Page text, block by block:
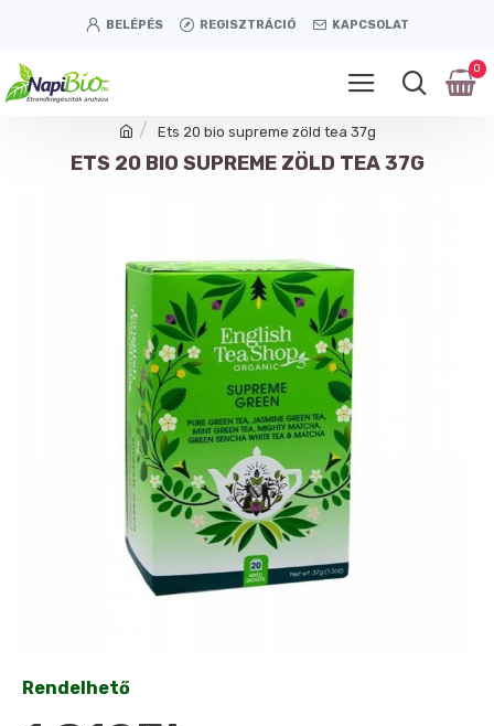
BELÉPÉS REGISZTRÁCIÓ KAPCSOLAT
0
Ets 20 bio supreme zöld tea 37g
ETS 20 BIO SUPREME ZÖLD TEA 37G
Rendelhető